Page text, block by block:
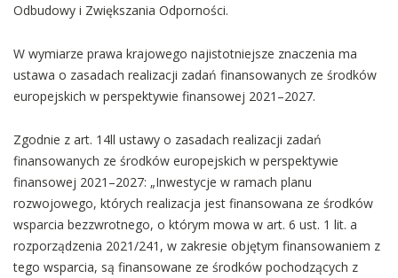
Odbudowy i Zwiększania Odporności.
W wymiarze prawa krajowego najistotniejsze znaczenia ma
ustawa o zasadach realizacji zadań finansowanych ze środków
europejskich w perspektywie finansowej 2021–2027.
Zgodnie z art. 14ll ustawy o zasadach realizacji zadań
finansowanych ze środków europejskich w perspektywie
finansowej 2021–2027: „Inwestycje w ramach planu
rozwojowego, których realizacja jest finansowana ze środków
wsparcia bezzwrotnego, o którym mowa w art. 6 ust. 1 lit. a
rozporządzenia 2021/241, w zakresie objętym finansowaniem z
tego wsparcia, są finansowane ze środków pochodzących z